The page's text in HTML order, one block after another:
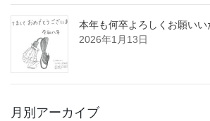
本年も何卒よろしくお願いい
2026年1月13日
月別アーカイブ